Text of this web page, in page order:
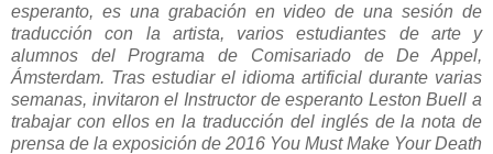
esperanto, es una grabación en video de una sesión de
traducción con la artista, varios estudiantes de arte y
alumnos del Programa de Comisariado de De Appel,
Ámsterdam. Tras estudiar el idioma artificial durante varias
semanas, invitaron el Instructor de esperanto Leston Buell a
trabajar con ellos en la traducción del inglés de la nota de
prensa de la exposición de 2016 You Must Make Your Death